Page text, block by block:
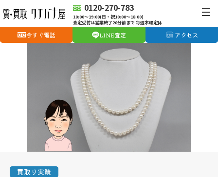
0120-270-783
10:00〜19:00(日・祝10:00〜18:00)
査定受付は営業終了20分前まで 毎週木曜定休
今すぐ電話 LINE査定 アクセス
買取り実績